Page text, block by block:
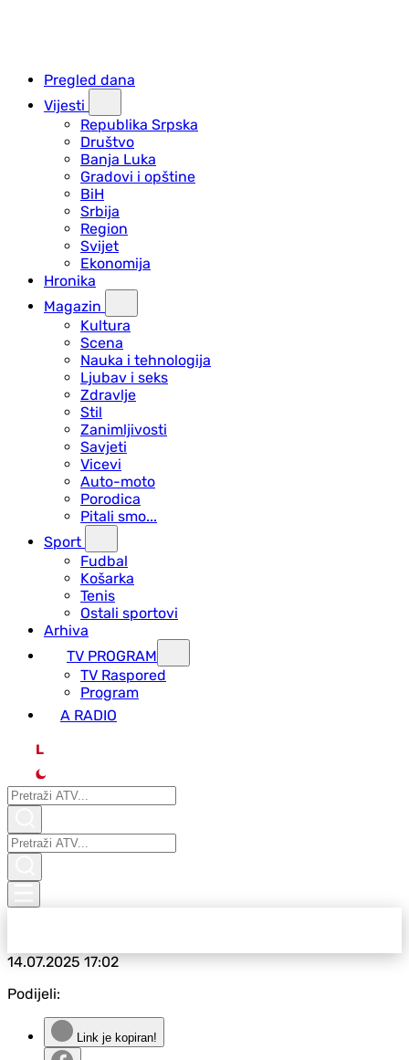
Pregled dana
Vijesti
Republika Srpska
Društvo
Banja Luka
Gradovi i opštine
BiH
Srbija
Region
Svijet
Ekonomija
Hronika
Magazin
Kultura
Scena
Nauka i tehnologija
Ljubav i seks
Zdravlje
Stil
Zanimljivosti
Savjeti
Vicevi
Auto-moto
Porodica
Pitali smo...
Sport
Fudbal
Košarka
Tenis
Ostali sportovi
Arhiva
TV PROGRAM
ТV Raspored
Program
A RADIO
L
14.07.202517:02
Podijeli:
Link je kopiran!